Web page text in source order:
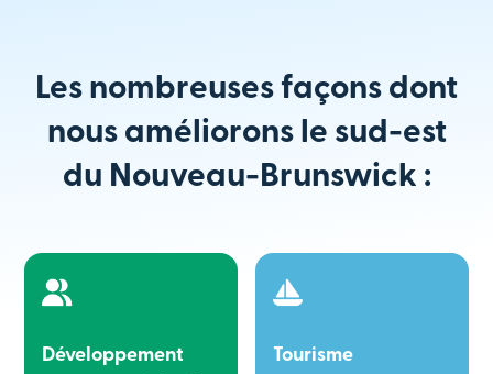
Les nombreuses façons dont
nous améliorons le sud-est
du Nouveau-Brunswick :
Développement
Tourisme